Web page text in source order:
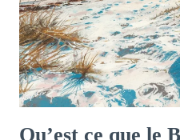
Qu’est ce que le